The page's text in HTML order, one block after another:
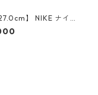
】 NIKE ナイキ
Scott AIR JORDAN 1
SP Muslin/Shy Pink